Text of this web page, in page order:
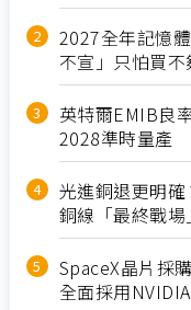
2027全年記憶
不宣」只怕買不
英特爾EMIB良
2028準時量產
光進銅退更明
銅線「最終戰場」
SpaceX晶片採
全面採用NVIDIA